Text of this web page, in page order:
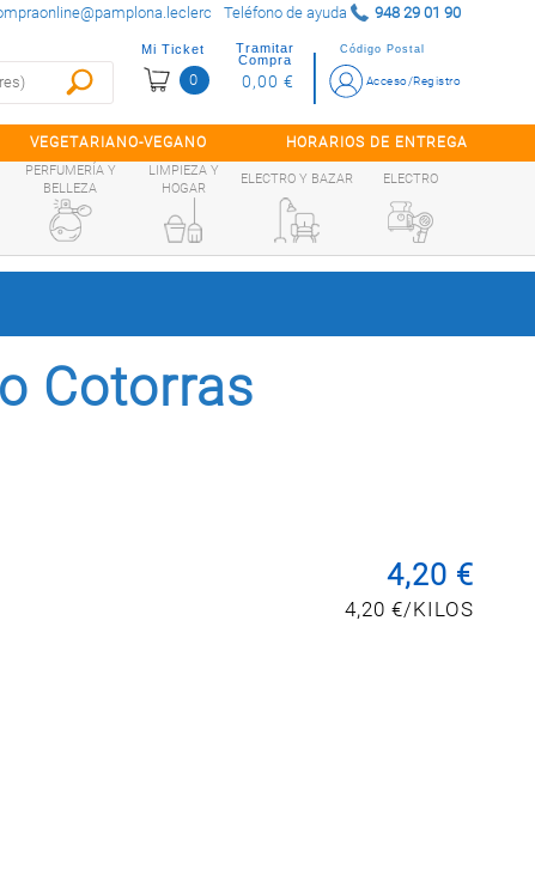
Teléfono de ayuda 948 29 01 90
Código Postal
Acceso/Registro
Mi Ticket
0
Tramitar
Compra
0,00 €
VEGETARIANO-VEGANO HORARIOS DE ENTREGA
PERFUMERÍA Y
BELLEZA
LIMPIEZA Y
HOGAR
ELECTRO Y BAZAR ELECTRO
Cotorras
4,20 €
4,20 €/KILOS